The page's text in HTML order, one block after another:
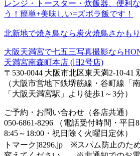
レンジ・トースター・炊飯器、便利
う！簡単+美味しい=ズボラ飯です！
北新地で焼き鳥なら炭火焼鳥さかも
大阪天満宮で七五三写真撮影なら
天満宮南森町本店 (旧2号店)
〒530-0044 大阪市北区東天満2-10-41
（大阪市営地下鉄堺筋線・谷町線「
「大阪天満宮駅」より徒歩1～3分）
ご予約・お問い合わせ（各店共通）
050-6861-8296 （電話受付時間・平日
8:45～18:00・祝日除く火曜日定休
トマーク]8296.jp ※スパム防止のた